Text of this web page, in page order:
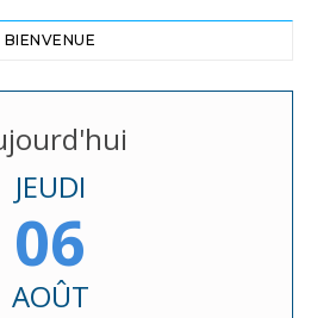
BIENVENUE
JEUDI
06
AOÛT